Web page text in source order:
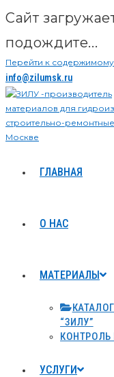
Сайт
подождите...
Перейти к содержимому
info@zilumsk.ru
ГЛАВНАЯ
О НАС
МАТЕРИАЛЫ
“ЗИЛУ”
КОНТРОЛЬ
УСЛУГИ